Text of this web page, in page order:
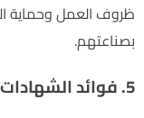
ظروف العمل وحماية
بصناعتهم.
5. فوائد الشهادات لشركات الفحم